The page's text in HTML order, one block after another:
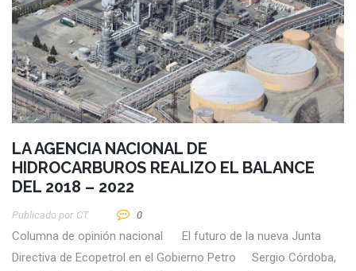
LA AGENCIA NACIONAL DE
HIDROCARBUROS REALIZO EL BALANCE
DEL 2018 – 2022
Publicado por CT 0
Columna de opinión nacional El futuro de la nueva Junta
Directiva de Ecopetrol en el Gobierno Petro Sergio Córdoba,